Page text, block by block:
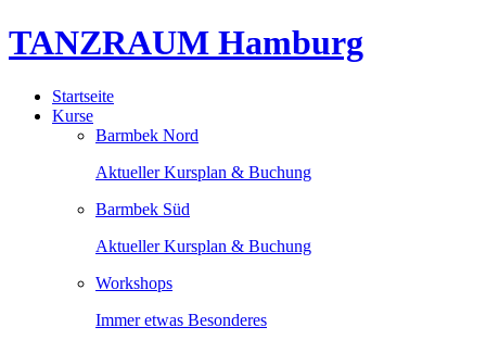
TANZRAUM Hamburg
Startseite
Kurse
Barmbek Nord
Aktueller Kursplan & Buchung
Barmbek Süd
Aktueller Kursplan & Buchung
Workshops
Immer etwas Besonderes